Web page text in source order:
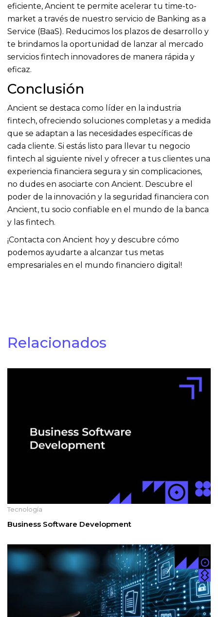
eficiente, Ancient te permite acelerar tu time-to-
market a través de nuestro servicio de Banking as a
Service (BaaS). Reducimos los plazos de desarrollo y
te brindamos la oportunidad de lanzar al mercado
servicios fintech innovadores de manera rápida y
eficaz.
Conclusión
Ancient se destaca como líder en la industria
fintech, ofreciendo soluciones completas y a medida
que se adaptan a las necesidades específicas de
cada cliente. Si estás listo para llevar tu negocio
fintech al siguiente nivel y ofrecer a tus clientes una
experiencia financiera segura y sin complicaciones,
no dudes en asociarte con Ancient. Descubre el
poder de la innovación y la seguridad financiera con
Ancient, tu socio confiable en el mundo de la banca
y las fintech.
¡Contacta con Ancient hoy y descubre cómo
podemos ayudarte a alcanzar tus metas
empresariales en el mundo financiero digital!
Relacionados
Tecnología
Business Software Development